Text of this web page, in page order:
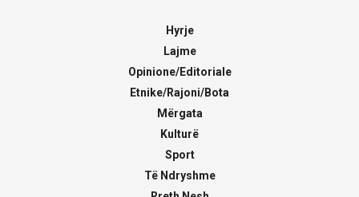
Hyrje
Lajme
Opinione/Editoriale
Etnike/Rajoni/Bota
Mërgata
Kulturë
Sport
Të Ndryshme